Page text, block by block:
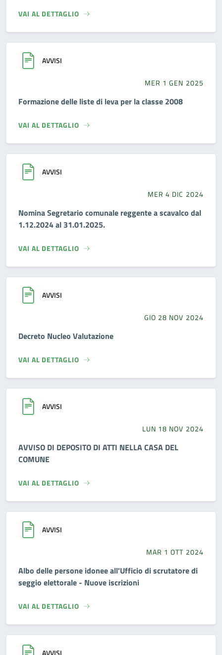
VAI AL DETTAGLIO
AVVISI
MER 1 GEN 2025
Formazione delle liste di leva per la classe 2008
VAI AL DETTAGLIO
AVVISI
MER 4 DIC 2024
Nomina Segretario comunale reggente a scavalco dal
1.12.2024 al 31.01.2025.
VAI AL DETTAGLIO
AVVISI
GIO 28 NOV 2024
Decreto Nucleo Valutazione
VAI AL DETTAGLIO
AVVISI
LUN 18 NOV 2024
AVVISO DI DEPOSITO DI ATTI NELLA CASA DEL
COMUNE
VAI AL DETTAGLIO
AVVISI
MAR 1 OTT 2024
Albo delle persone idonee all'Ufficio di scrutatore di
seggio elettorale - Nuove iscrizioni
VAI AL DETTAGLIO
AVVISI